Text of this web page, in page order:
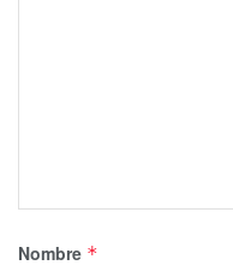
Nombre *